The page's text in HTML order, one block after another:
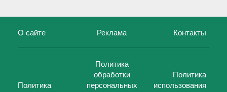
О сайте Реклама Контакты
Политика
Политика
обработки
персональных
Политика
использования